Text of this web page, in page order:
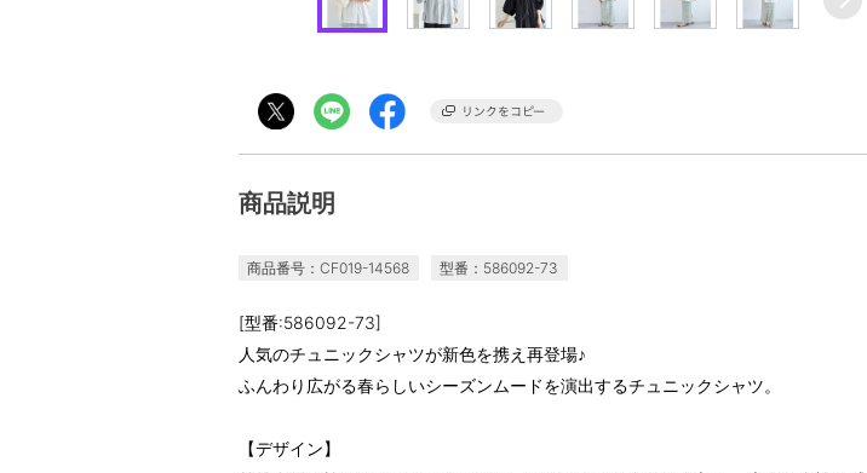
商品説明
商品番号：CF019-14568 型番：586092-73
[型番:586092-73]
人気のチュニックシャツが新色を携え再登場♪
ふんわり広がる春らしいシーズンムードを演出するチュニックシャツ。
【デザイン】